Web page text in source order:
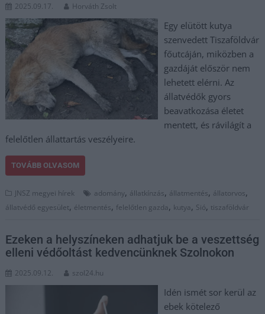
2025.09.17. Horváth Zsolt
Egy elütött kutya
szenvedett Tiszaföldvár
főutcáján, miközben a
gazdáját először nem
lehetett elérni. Az
állatvédők gyors
beavatkozása életet
mentett, és rávilágít a
felelőtlen állattartás veszélyeire.
TOVÁBB OLVASOM
JNSZ megyei hírek adomány, állatkínzás, állatmentés, állatorvos,
állatvédő egyesület, életmentés, felelőtlen gazda, kutya, Sió, tiszaföldvár
Ezeken a helyszíneken adhatjuk be a veszettség
elleni védőoltást kedvencünknek Szolnokon
2025.09.12. szol24.hu
Idén ismét sor kerül az
ebek kötelező